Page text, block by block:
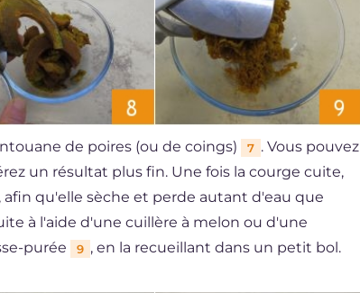
de poires (ou de coings) 7 . Vous pouvez
un résultat plus fin. Une fois la courge cuite,
afin qu'elle sèche et perde autant d'eau que
à l'aide d'une cuillère à melon ou d'une
purée 9 , en la recueillant dans un petit bol.